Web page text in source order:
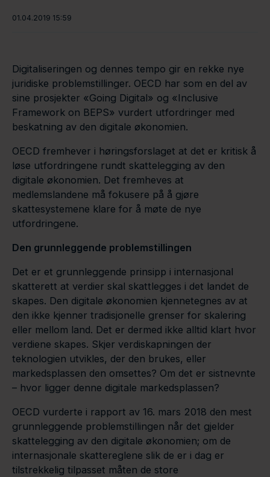
01.04.2019 15:59
Digitaliseringen og dennes tempo gir en rekke nye
juridiske problemstillinger. OECD har som en del av
sine prosjekter «Going Digital» og «Inclusive
Framework on BEPS» vurdert utfordringer med
beskatning av den digitale økonomien.
OECD fremhever i høringsforslaget at det er kritisk å
løse utfordringene rundt skattelegging av den
digitale økonomien. Det fremheves at
medlemslandene må fokusere på å gjøre
skattesystemene klare for å møte de nye
utfordringene.
Den grunnleggende problemstillingen
Det er et grunnleggende prinsipp i internasjonal
skatterett at verdier skal skattlegges i det landet de
skapes. Den digitale økonomien kjennetegnes av at
den ikke kjenner tradisjonelle grenser for skalering
eller mellom land. Det er dermed ikke alltid klart hvor
verdiene skapes. Skjer verdiskapningen der
teknologien utvikles, der den brukes, eller
markedsplassen den omsettes? Om det er sistnevnte
– hvor ligger denne digitale markedsplassen?
OECD vurderte i rapport av 16. mars 2018 den mest
grunnleggende problemstillingen når det gjelder
skattelegging av den digitale økonomien; om de
internasjonale skattereglene slik de er i dag er
tilstrekkelig tilpasset måten de store